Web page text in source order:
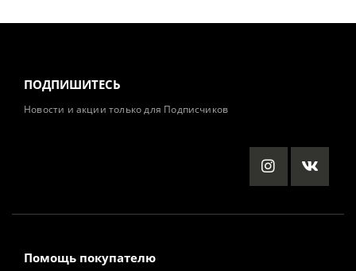
ПОДПИШИТЕСЬ
Новости и акции только для Подписчиков
Помощь покупателю